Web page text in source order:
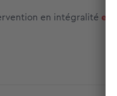
en intégralité en